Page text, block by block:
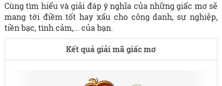
Cùng tìm hiểu và giải đáp ý nghĩa của những giấc mơ sẽ
mang tới điềm tốt hay xấu cho công danh, sự nghiệp,
tiền bạc, tình cảm,... của bạn.
Kết quả giải mã giấc mơ